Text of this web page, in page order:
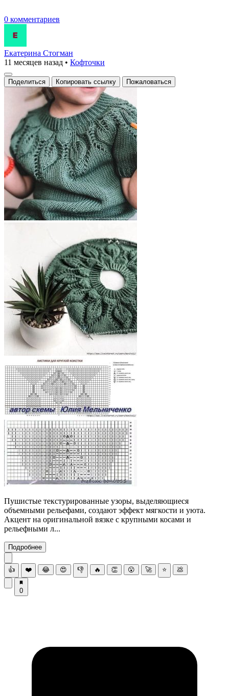
0 комментариев
Екатерина Стогман
11 месяцев назад • Кофточки
Поделиться Копировать ссылку Пожаловаться
Пушистые текстурированные узоры, выделяющиеся
объемными рельефами, создают эффект мягкости и уюта.
Акцент на оригинальной вязке с крупными косами и
рельефными л...
Подробнее
👍 ❤️ 😂 😍 👎 🔥 👏 😮 🚀 ⭐ 💩
0